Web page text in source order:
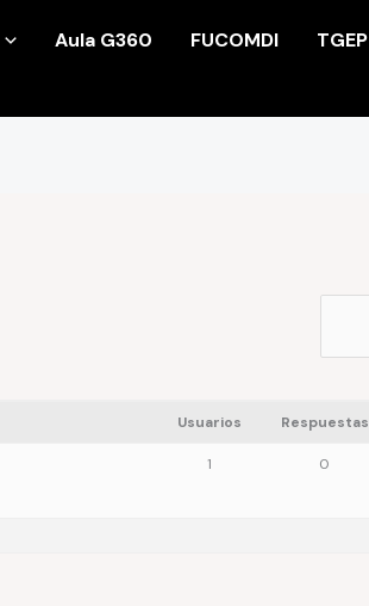
Aula G360 FUCOMDI
TGEP
Usuarios Respuestas
1 0